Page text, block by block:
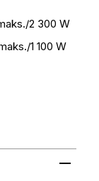
2 300 W
1 100 W